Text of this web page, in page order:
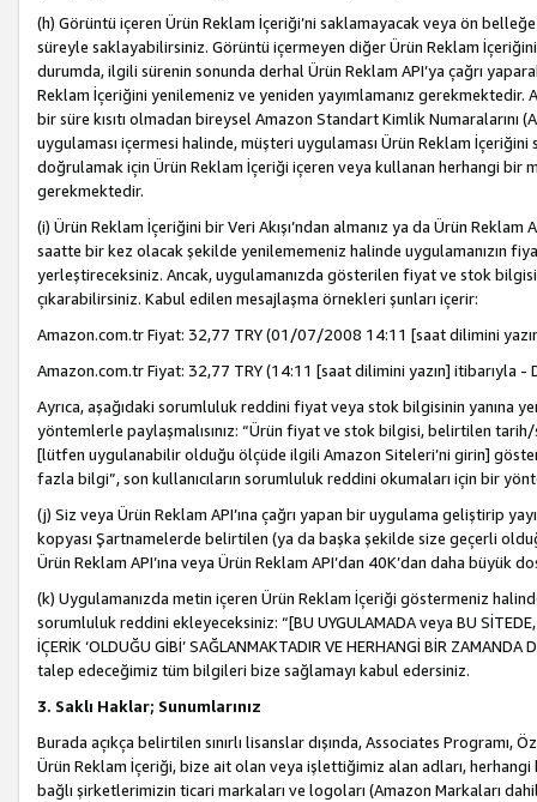
(h) Görüntü içeren Ürün Reklam İçeriği’ni saklamayacak veya ön
süreyle saklayabilirsiniz. Görüntü içermeyen diğer Ürün Reklam
durumda, ilgili sürenin sonunda derhal Ürün Reklam API’ya çağrı
Reklam İçeriğini yenilemeniz ve yeniden yayımlamanız gerekmektedir.
bir süre kısıtı olmadan bireysel Amazon Standart Kimlik Numaralarını
uygulaması içermesi halinde, müşteri uygulaması Ürün Reklam
doğrulamak için Ürün Reklam İçeriği içeren veya kullanan herhangi bir
gerekmektedir.
(i) Ürün Reklam İçeriğini bir Veri Akışı’ndan almanız ya da Ürün
saatte bir kez olacak şekilde yenilememeniz halinde uygulamanızın
yerleştireceksiniz. Ancak, uygulamanızda gösterilen fiyat ve stok
çıkarabilirsiniz. Kabul edilen mesajlaşma örnekleri şunları içerir:
Amazon.com.tr Fiyat: 32,77 TRY (01/07/2008 14:11 [saat dilimini
Amazon.com.tr Fiyat: 32,77 TRY (14:11 [saat dilimini yazın] itibarıyla -
Ayrıca, aşağıdaki sorumluluk reddini fiyat veya stok bilgisinin yanına
yöntemlerle paylaşmalısınız: “Ürün fiyat ve stok bilgisi, belirtilen
[lütfen uygulanabilir olduğu ölçüde ilgili Amazon Siteleri’ni girin]
fazla bilgi”, son kullanıcıların sorumluluk reddini okumaları için bir
(j) Siz veya Ürün Reklam API’ına çağrı yapan bir uygulama geliştirip
kopyası Şartnamelerde belirtilen (ya da başka şekilde size geçerli
Ürün Reklam API’ına veya Ürün Reklam API’dan 40K’dan daha büyük
(k) Uygulamanızda metin içeren Ürün Reklam İçeriği göstermeniz
sorumluluk reddini ekleyeceksiniz: “[BU UYGULAMADA veya BU SİTEDE,
İÇERİK ‘OLDUĞU GİBİ’ SAĞLANMAKTADIR VE HERHANGİ BİR
talep edeceğimiz tüm bilgileri bize sağlamayı kabul edersiniz.
3. Saklı Haklar; Sunumlarınız
Burada açıkça belirtilen sınırlı lisanslar dışında, Associates Programı,
Ürün Reklam İçeriği, bize ait olan veya işlettiğimiz alan adları,
bağlı şirketlerimizin ticari markaları ve logoları (Amazon Markaları